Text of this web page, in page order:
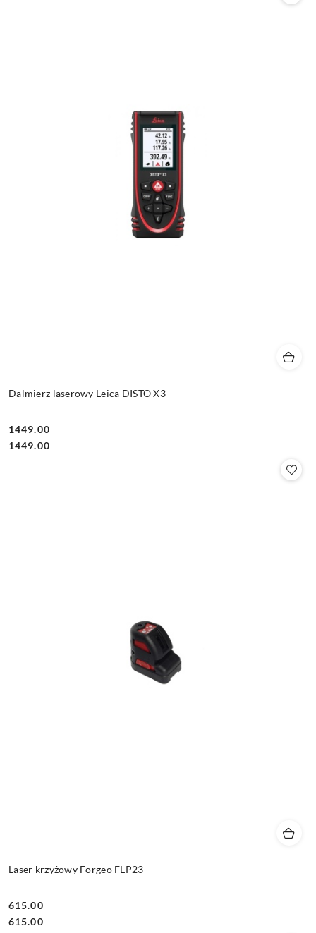
Dalmierz laserowy Leica DISTO X3
Cena:
1449.00
Cena:
1449.00
Laser krzyżowy Forgeo FLP23
Cena:
615.00
Cena:
615.00